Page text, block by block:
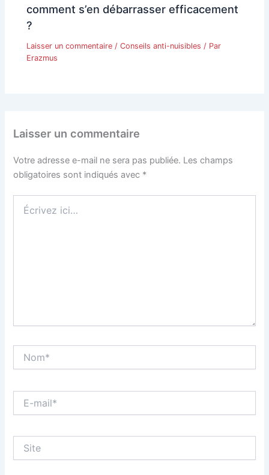
comment s’en débarrasser efficacement
?
Laisser un commentaire /Conseils anti-nuisibles / Par
Erazmus
Laisser un commentaire
Votre adresse e-mail ne sera pas publiée. Les champs
obligatoires sont indiqués avec *
ici…
mail*